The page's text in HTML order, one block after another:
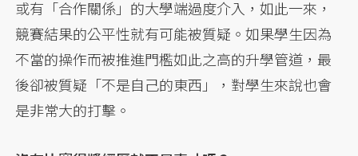
或有「合作關係」的大學端過度介入，如此一來，
競賽結果的公平性就有可能被質疑。如果學生因為
不當的操作而被推進門檻如此之高的升學管道，最
後卻被質疑「不是自己的東西」，對學生來說也會
是非常大的打擊。